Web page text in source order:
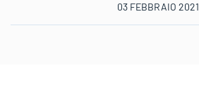
03 FEBBRAIO 2021